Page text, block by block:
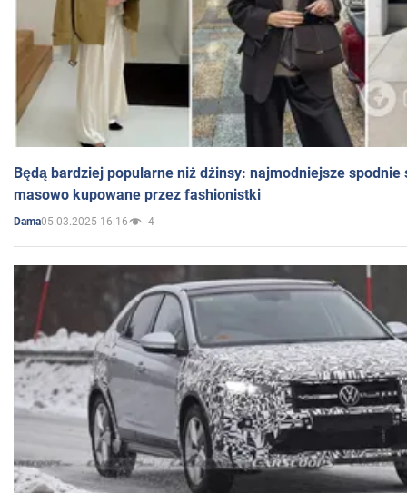
Będą bardziej popularne niż dżinsy: najmodniejsze spodnie
masowo kupowane przez fashionistki
Dama05.03.2025 16:16 4